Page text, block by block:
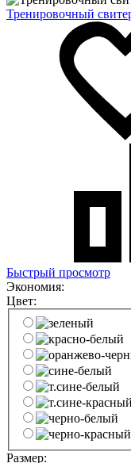
Тренировочный
Быстрый просмотр
Экономия:
Цвет:
Размер: